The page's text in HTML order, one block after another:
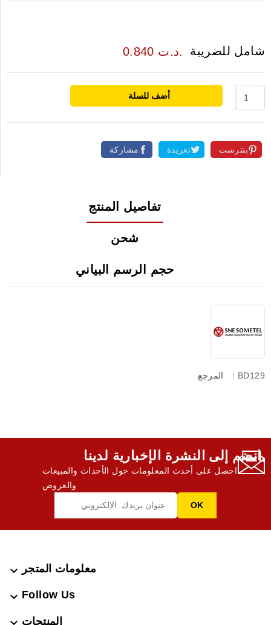
0.840 د.ت. شامل للضريبة
أضف للسلة
مشاركة تغريدة بنترست
تفاصيل المنتج
شحن
حجم الرسم البياني
المرجع : BD129
انضم إلى النشرة الإخبارية لدينا,
احصل على أحدث المعلومات حول الأحداث والمبيعات
والعروض
معلومات المتجر 
Follow Us

المنتجات